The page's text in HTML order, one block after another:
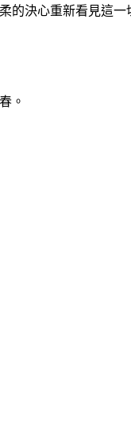
的決心重新看見這
。